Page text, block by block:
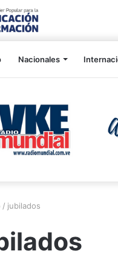
Nacionales
/ jubilados